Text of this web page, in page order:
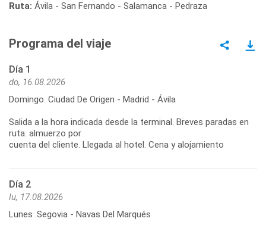
Ruta: Ávila - San Fernando - Salamanca - Pedraza
Programa del viaje
Día 1
do, 16.08.2026
Domingo. Ciudad De Origen - Madrid - Ávila
Salida a la hora indicada desde la terminal. Breves paradas en
ruta. almuerzo por
cuenta del cliente. Llegada al hotel. Cena y alojamiento
Día 2
lu, 17.08.2026
Lunes .Segovia - Navas Del Marqués